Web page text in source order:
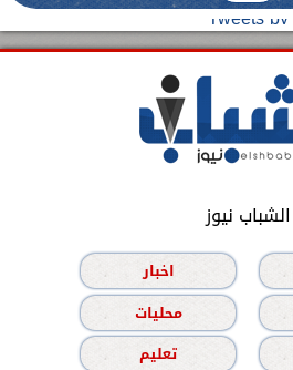
Tweets by
الشباب نيوز
اخبار
محليات
تعليم